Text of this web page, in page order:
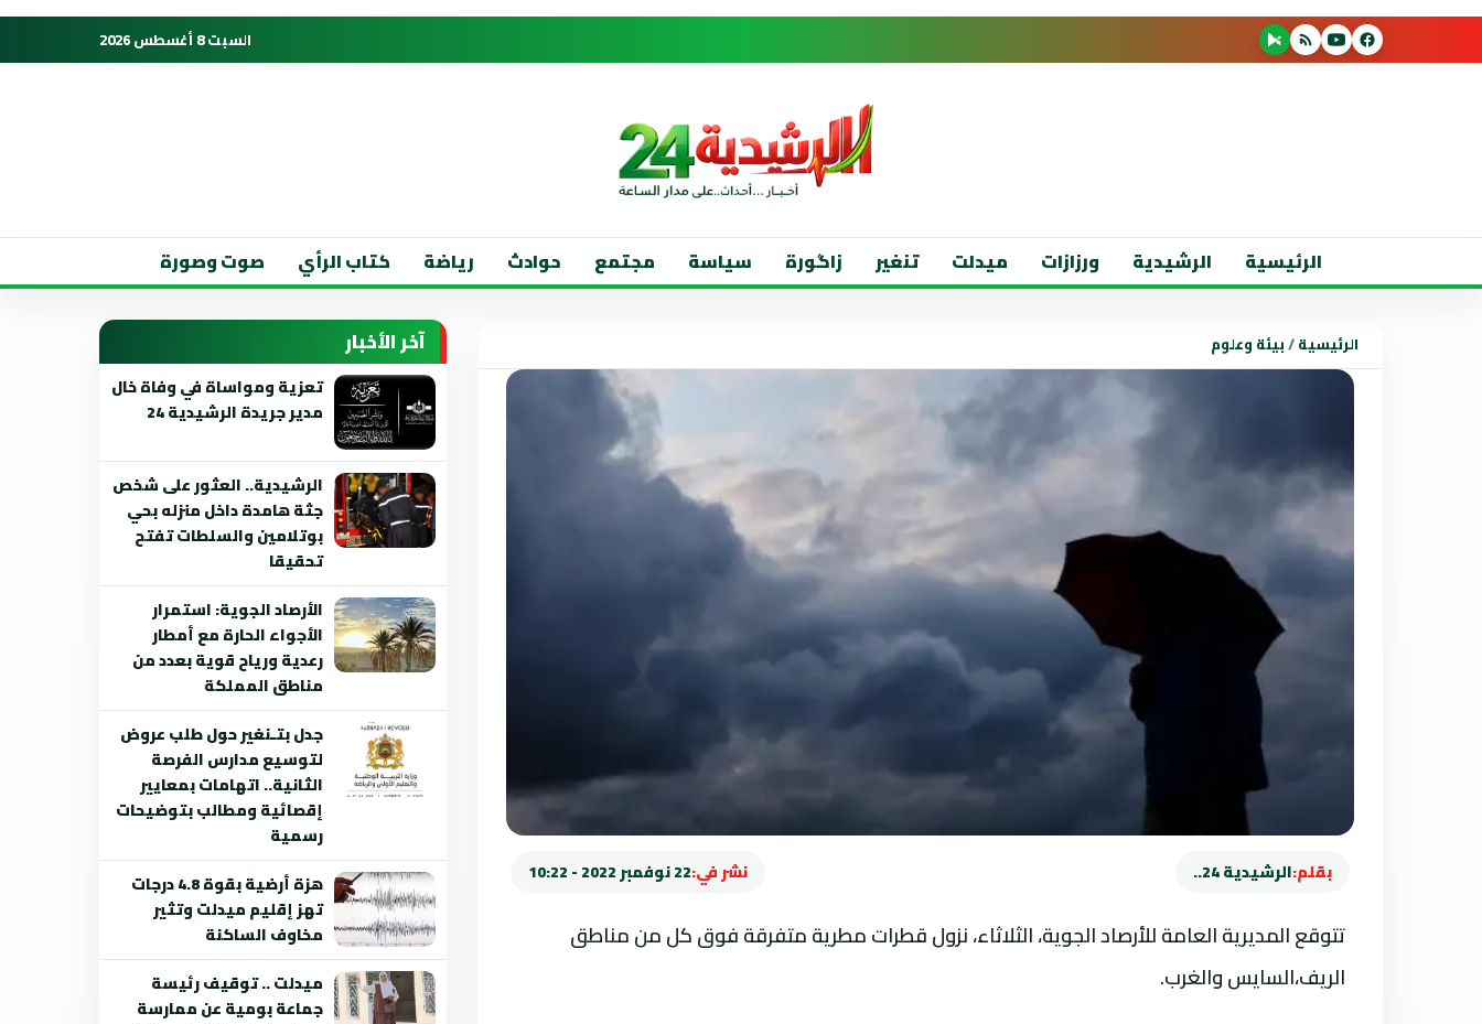
السبت 8 أغسطس 2026
الرئيسية الرشيدية ورزازات ميدلت تنغير زاگورة سياسة مجتمع حوادث رياضة كتاب الرأي صوت وصورة
الرئيسية/بيئة وعلوم
بقلم:الرشيدية 24.. نشر في:22 نوفمبر 2022 - 10:22
تتوقع المديرية العامة للأرصاد الجوية، الثلاثاء، نزول قطرات مطرية متفرقة فوق كل من مناطق
الريف،السايس والغرب.
آخر الأخبار
تعزية ومواساة في وفاة خال
مدير جريدة الرشيدية 24
الرشيدية.. العثور على شخص
جثة هامدة داخل منزله بحي
بوتلامين والسلطات تفتح
تحقيقا
الأرصاد الجوية: استمرار
الأجواء الحارة مع أمطار
رعدية ورياح قوية بعدد من
مناطق المملكة
جدل بتـنغير حول طلب عروض
لتوسيع مدارس الفرصة
الثانية.. اتهامات بمعايير
إقصائية ومطالب بتوضيحات
رسمية
هزة أرضية بقوة 4.8 درجات
تهز إقليم ميدلت وتثير
مخاوف الساكنة
ميدلت .. توقيف رئيسة
جماعة بومية عن ممارسة